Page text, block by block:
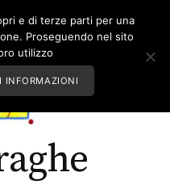
e di terze parti per una
Proseguendo nel sito
utilizzo
INFORMAZIONI